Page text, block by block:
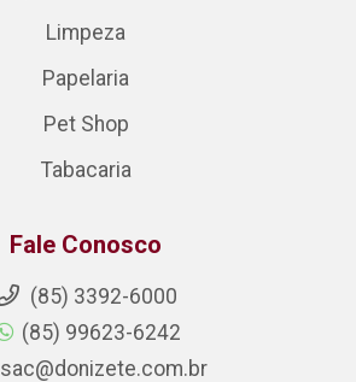
Limpeza
Papelaria
Pet Shop
Tabacaria
Fale Conosco
(85) 3392-6000
(85) 99623-6242
sac@donizete.com.br